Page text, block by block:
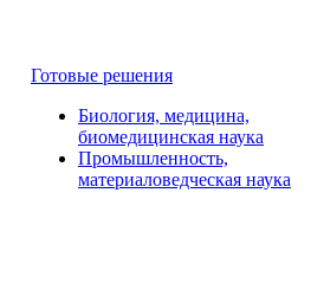
Готовые решения
Биология, медицина,
биомедицинская наука
Промышленность,
материаловедческая наука